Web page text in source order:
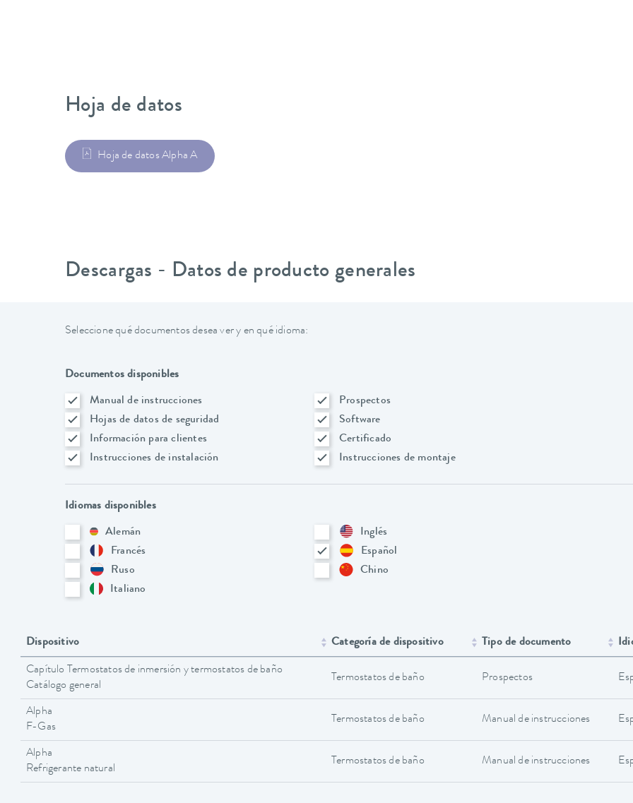
Hoja de datos
Hoja de datos Alpha A
Descargas - Datos de producto generales
Seleccione qué documentos desea ver y en qué idioma:
Documentos disponibles
Manual de instrucciones
Prospectos
Hojas de datos de seguridad
Software
Información para clientes
Certificado
Instrucciones de instalación
Instrucciones de montaje
Idiomas disponibles
Alemán
Inglés
Francés
Español
Ruso
Chino
Italiano
Dispositivo Categoría de dispositivo Tipo de documento
Capítulo Termostatos de inmersión y termostatos de baño
Catálogo general
Termostatos de baño Prospectos
Alpha
F-Gas
Termostatos de baño Manual de instrucciones
Alpha
Refrigerante natural
Termostatos de baño Manual de instrucciones